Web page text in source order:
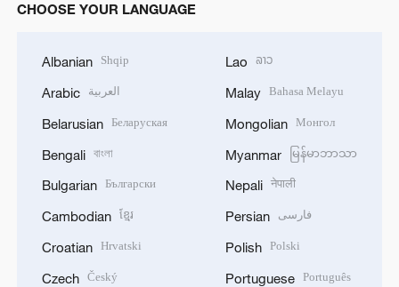
CHOOSE YOUR LANGUAGE
Albanian Shqip
Arabic العربية
Belarusian Беларуская
Bengali বাংলা
Bulgarian Български
Cambodian ខ្មែរ
Croatian Hrvatski
Czech Český
Lao ລາວ
Malay Bahasa Melayu
Mongolian Монгол
Myanmar မြန်မာဘာသာ
Nepali नेपाली
Persian فارسی
Polish Polski
Portuguese Português